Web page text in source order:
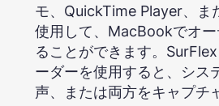
モ、QuickTime Player、ま
使用して、MacBookでオ
ることができます。
ーダーを使用すると、シス
声、または両方をキャプチ